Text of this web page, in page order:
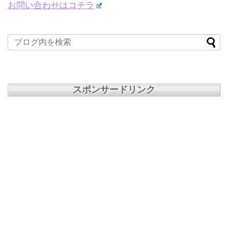
お問い合わせはコチラ
スポンサードリンク